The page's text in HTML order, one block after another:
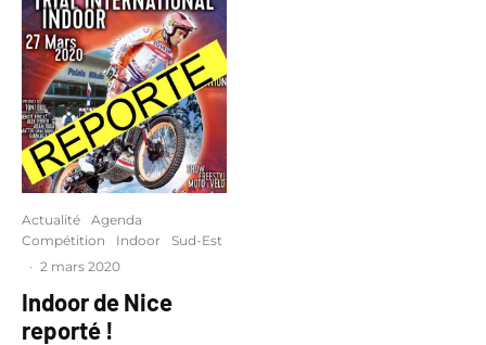
Actualité
Agenda
Compétition
Indoor
Sud-Est
· 2 mars 2020
Indoor de Nice
reporté !